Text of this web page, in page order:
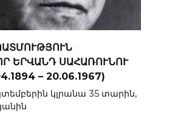
ԵՐՎԱՆԴ ՍԱՀԱՌՈՒՆՈՒ
– 20.06.1967)
կլրանա 35 տարին,